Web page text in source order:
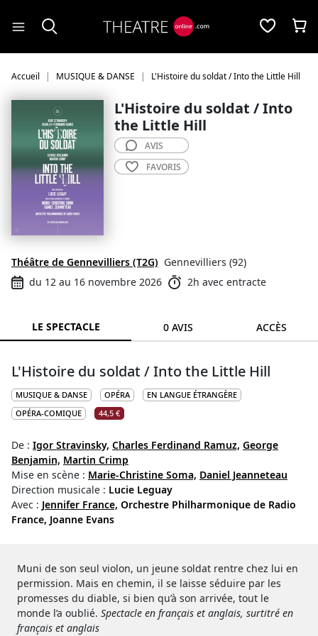
Accueil MUSIQUE & DANSE L'Histoire du soldat / Into the Little Hill
L'Histoire du soldat / Into
the Little Hill
Théâtre de Gennevilliers (T2G) Gennevilliers (92)
du 12 au 16 novembre 2026
2h avec entracte
AVIS
FAVORIS
LE SPECTACLE 0 AVIS ACCÈS
L'Histoire du soldat / Into the Little Hill
MUSIQUE & DANSE OPÉRA
EN LANGUE ÉTRANGÈRE
OPÉRA-COMIQUE
44,5 €
De : Igor Stravinsky, Charles Ferdinand Ramuz, George
Benjamin, Martin Crimp
Mise en scène : Marie-Christine Soma, Daniel Jeanneteau
Direction musicale : Lucie Leguay
Avec : Jennifer France, Orchestre Philharmonique de Radio
France, Joanne Evans
Muni de son seul violon, un jeune soldat rentre chez lui en
permission. Mais en chemin, il se laisse séduire par les
promesses du diable, si bien qu’à son arrivée, tout le
monde l’a oublié. Spectacle en français et anglais, surtitré en
français et anglais